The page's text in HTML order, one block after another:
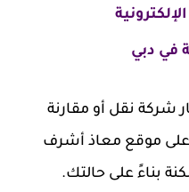
في دبي
شركة نقل أو مقارنة
موقع معاذ أشرف
بناءً على حالتك.